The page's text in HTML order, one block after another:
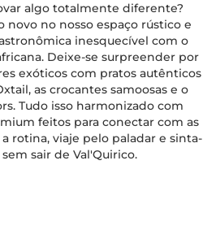
algo totalmente diferente?
novo no nosso espaço rústico e
inesquecível com o
Deixe-se surpreender por
exóticos com pratos autênticos
as crocantes samoosas e o
Tudo isso harmonizado com
feitos para conectar com as
rotina, viaje pelo paladar e sinta-
sair de Val'Quirico.